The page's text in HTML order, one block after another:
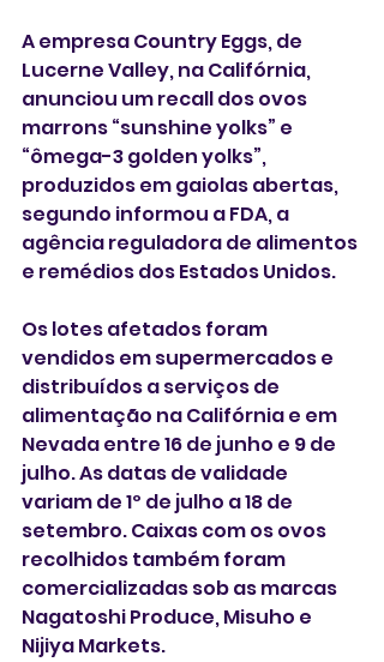
A empresa Country Eggs, de
Lucerne Valley, na Califórnia,
anunciou um recall dos ovos
marrons “sunshine yolks” e
“ômega-3 golden yolks”,
produzidos em gaiolas abertas,
segundo informou a FDA, a
agência reguladora de alimentos
e remédios dos Estados Unidos.
Os lotes afetados foram
vendidos em supermercados e
distribuídos a serviços de
alimentação na Califórnia e em
Nevada entre 16 de junho e 9 de
julho. As datas de validade
variam de 1º de julho a 18 de
setembro. Caixas com os ovos
recolhidos também foram
comercializadas sob as marcas
Nagatoshi Produce, Misuho e
Nijiya Markets.